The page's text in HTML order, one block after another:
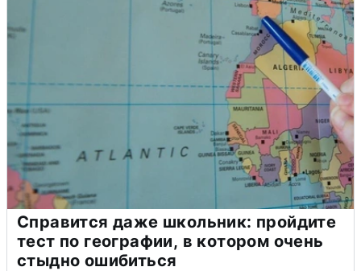
Справится даже школьник: пройдите
тест по географии, в котором очень
стыдно ошибиться